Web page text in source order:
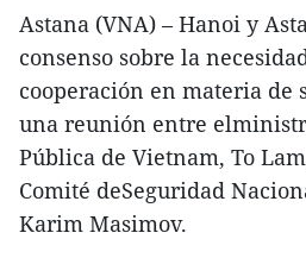
Astana (VNA) – Hanoi y
consenso sobre la
cooperación en materia de
una reunión entre
Pública de Vietnam, To
Comité deSeguridad
Karim Masimov.